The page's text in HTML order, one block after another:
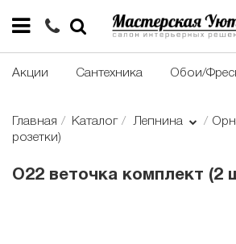
Акции Сантехника Обои/
Главная Каталог Лепнина
розетки)
О22 веточка комплект (2